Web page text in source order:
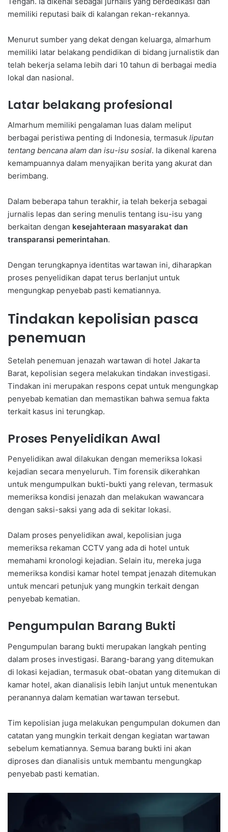
memiliki reputasi baik di kalangan rekan-rekannya.
Menurut sumber yang dekat dengan keluarga, almarhum
memiliki latar belakang pendidikan di bidang jurnalistik dan
telah bekerja selama lebih dari 10 tahun di berbagai media
lokal dan nasional.
Latar belakang profesional
Almarhum memiliki pengalaman luas dalam meliput
berbagai peristiwa penting di Indonesia, termasuk liputan
tentang bencana alam dan isu-isu sosial. Ia dikenal karena
kemampuannya dalam menyajikan berita yang akurat dan
berimbang.
Dalam beberapa tahun terakhir, ia telah bekerja sebagai
jurnalis lepas dan sering menulis tentang isu-isu yang
berkaitan dengan kesejahteraan masyarakat dan
transparansi pemerintahan.
Dengan terungkapnya identitas wartawan ini, diharapkan
proses penyelidikan dapat terus berlanjut untuk
mengungkap penyebab pasti kematiannya.
Tindakan kepolisian pasca
penemuan
Setelah penemuan jenazah wartawan di hotel Jakarta
Barat, kepolisian segera melakukan tindakan investigasi.
Tindakan ini merupakan respons cepat untuk mengungkap
penyebab kematian dan memastikan bahwa semua fakta
terkait kasus ini terungkap.
Proses Penyelidikan Awal
Penyelidikan awal dilakukan dengan memeriksa lokasi
kejadian secara menyeluruh. Tim forensik dikerahkan
untuk mengumpulkan bukti-bukti yang relevan, termasuk
memeriksa kondisi jenazah dan melakukan wawancara
dengan saksi-saksi yang ada di sekitar lokasi.
Dalam proses penyelidikan awal, kepolisian juga
memeriksa rekaman CCTV yang ada di hotel untuk
memahami kronologi kejadian. Selain itu, mereka juga
memeriksa kondisi kamar hotel tempat jenazah ditemukan
untuk mencari petunjuk yang mungkin terkait dengan
penyebab kematian.
Pengumpulan Barang Bukti
Pengumpulan barang bukti merupakan langkah penting
dalam proses investigasi. Barang-barang yang ditemukan
di lokasi kejadian, termasuk obat-obatan yang ditemukan di
kamar hotel, akan dianalisis lebih lanjut untuk menentukan
peranannya dalam kematian wartawan tersebut.
Tim kepolisian juga melakukan pengumpulan dokumen dan
catatan yang mungkin terkait dengan kegiatan wartawan
sebelum kematiannya. Semua barang bukti ini akan
diproses dan dianalisis untuk membantu mengungkap
penyebab pasti kematian.